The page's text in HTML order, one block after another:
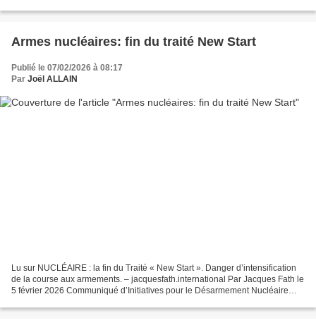
Armes nucléaires: fin du traité New Start
Publié le 07/02/2026 à 08:17
Par Joël ALLAIN
Lu sur NUCLÉAIRE : la fin du Traité « New Start ». Danger d’intensification
de la course aux armements. – jacquesfath.international Par Jacques Fath le
5 février 2026 Communiqué d’Initiatives pour le Désarmement Nucléaire